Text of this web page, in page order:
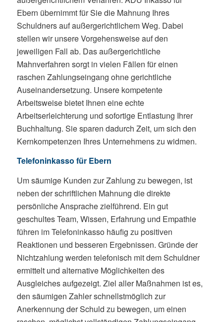
Ebern übernimmt für Sie die Mahnung Ihres
Schuldners auf außergerichtlichem Weg. Dabei
stellen wir unsere Vorgehensweise auf den
jeweiligen Fall ab. Das außergerichtliche
Mahnverfahren sorgt in vielen Fällen für einen
raschen Zahlungseingang ohne gerichtliche
Auseinandersetzung. Unsere kompetente
Arbeitsweise bietet Ihnen eine echte
Arbeitserleichterung und sofortige Entlastung Ihrer
Buchhaltung. Sie sparen dadurch Zeit, um sich den
Kernkompetenzen Ihres Unternehmens zu widmen.
Telefoninkasso für Ebern
Um säumige Kunden zur Zahlung zu bewegen, ist
neben der schriftlichen Mahnung die direkte
persönliche Ansprache zielführend. Ein gut
geschultes Team, Wissen, Erfahrung und Empathie
führen im Telefoninkasso häufig zu positiven
Reaktionen und besseren Ergebnissen. Gründe der
Nichtzahlung werden telefonisch mit dem Schuldner
ermittelt und alternative Möglichkeiten des
Ausgleiches aufgezeigt. Ziel aller Maßnahmen ist es,
den säumigen Zahler schnellstmöglich zur
Anerkennung der Schuld zu bewegen, um einen